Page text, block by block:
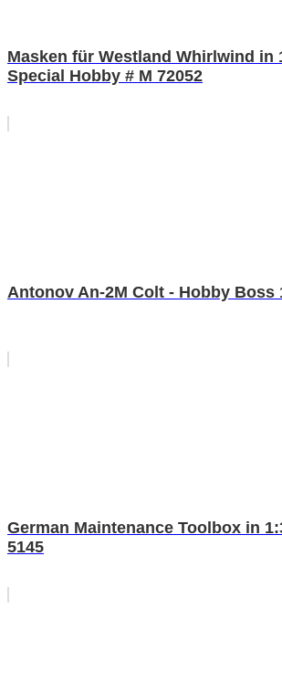
Masken für Westland Whirlwind in
Special Hobby # M 72052
Antonov An-2M Colt - Hobby Boss
German Maintenance Toolbox in
5145